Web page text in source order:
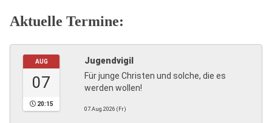
Aktuelle Termine:
AUG
07
20:15
Jugendvigil
Für junge Christen und solche, die es
werden wollen!
07.Aug.2026 (Fr)